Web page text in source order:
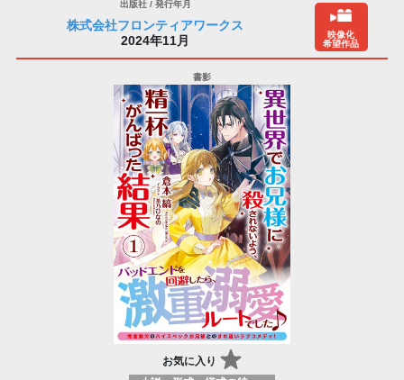
株式会社フロンティアワークス
2024年11月
映像化
希望作品
お気に入り